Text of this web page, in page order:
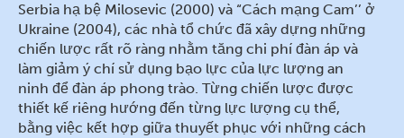
Serbia hạ bệ Milosevic (2000) và “Cách mạng Cam’’ ở
Ukraine (2004), các nhà tổ chức đã xây dựng những
chiến lược rất rõ ràng nhằm tăng chi phí đàn áp và
làm giảm ý chí sử dụng bạo lực của lực lượng an
ninh để đàn áp phong trào. Từng chiến lược được
thiết kế riêng hướng đến từng lực lượng cụ thể,
bằng việc kết hợp giữa thuyết phục với những cách